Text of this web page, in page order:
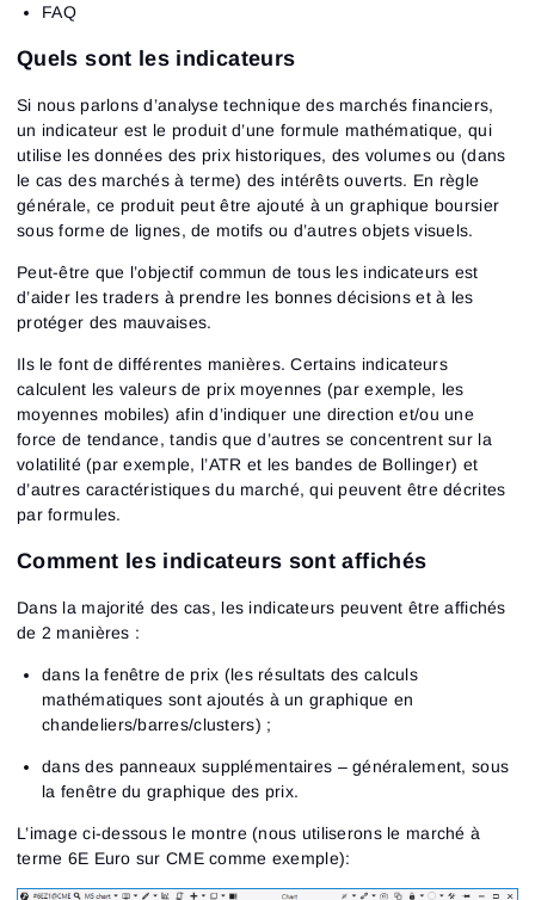
FAQ
Quels sont les indicateurs
Si nous parlons d’analyse technique des marchés financiers,
un indicateur est le produit d’une formule mathématique, qui
utilise les données des prix historiques, des volumes ou (dans
le cas des marchés à terme) des intérêts ouverts. En règle
générale, ce produit peut être ajouté à un graphique boursier
sous forme de lignes, de motifs ou d’autres objets visuels.
Peut-être que l’objectif commun de tous les indicateurs est
d’aider les traders à prendre les bonnes décisions et à les
protéger des mauvaises.
Ils le font de différentes manières. Certains indicateurs
calculent les valeurs de prix moyennes (par exemple, les
moyennes mobiles) afin d’indiquer une direction et/ou une
force de tendance, tandis que d’autres se concentrent sur la
volatilité (par exemple, l’ATR et les bandes de Bollinger) et
d’autres caractéristiques du marché, qui peuvent être décrites
par formules.
Comment les indicateurs sont affichés
Dans la majorité des cas, les indicateurs peuvent être affichés
de 2 manières :
dans la fenêtre de prix (les résultats des calculs
mathématiques sont ajoutés à un graphique en
chandeliers/barres/clusters) ;
dans des panneaux supplémentaires – généralement, sous
la fenêtre du graphique des prix.
L’image ci-dessous le montre (nous utiliserons le marché à
terme 6E Euro sur CME comme exemple):